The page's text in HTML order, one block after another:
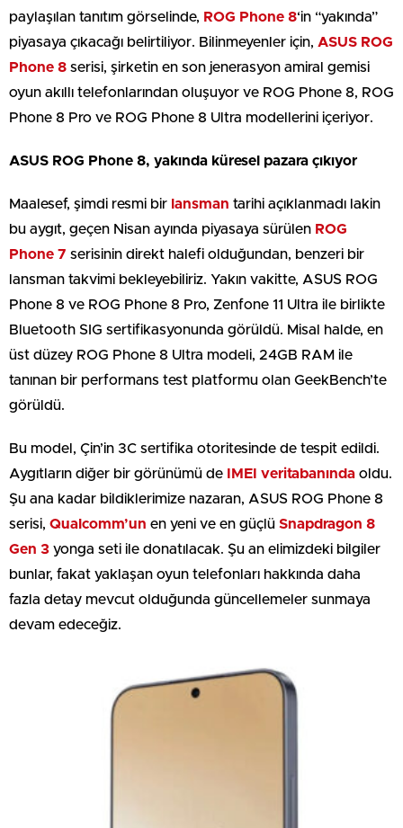
paylaşılan tanıtım görselinde, ROG Phone 8‘in “yakında”
piyasaya çıkacağı belirtiliyor. Bilinmeyenler için, ASUS ROG
Phone 8 serisi, şirketin en son jenerasyon amiral gemisi
oyun akıllı telefonlarından oluşuyor ve ROG Phone 8, ROG
Phone 8 Pro ve ROG Phone 8 Ultra modellerini içeriyor.
ASUS ROG Phone 8, yakında küresel pazara çıkıyor
Maalesef, şimdi resmi bir lansman tarihi açıklanmadı lakin
bu aygıt, geçen Nisan ayında piyasaya sürülen ROG
Phone 7 serisinin direkt halefi olduğundan, benzeri bir
lansman takvimi bekleyebiliriz. Yakın vakitte, ASUS ROG
Phone 8 ve ROG Phone 8 Pro, Zenfone 11 Ultra ile birlikte
Bluetooth SIG sertifikasyonunda görüldü. Misal halde, en
üst düzey ROG Phone 8 Ultra modeli, 24GB RAM ile
tanınan bir performans test platformu olan GeekBench’te
görüldü.
Bu model, Çin’in 3C sertifika otoritesinde de tespit edildi.
Aygıtların diğer bir görünümü de
IMEI veritabanında oldu.
Şu ana kadar bildiklerimize nazaran, ASUS ROG Phone 8
serisi, Qualcomm’un en yeni ve en güçlü Snapdragon 8
Gen 3 yonga seti ile donatılacak. Şu an elimizdeki bilgiler
bunlar, fakat yaklaşan oyun telefonları hakkında daha
fazla detay mevcut olduğunda güncellemeler sunmaya
devam edeceğiz.